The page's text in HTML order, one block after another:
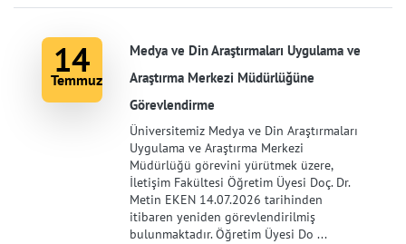
14
Temmuz
Medya ve Din Araştırmaları Uygulama ve
Araştırma Merkezi Müdürlüğüne
Görevlendirme
Üniversitemiz Medya ve Din Araştırmaları
Uygulama ve Araştırma Merkezi
Müdürlüğü görevini yürütmek üzere,
İletişim Fakültesi Öğretim Üyesi Doç. Dr.
Metin EKEN 14.07.2026 tarihinden
itibaren yeniden görevlendirilmiş
bulunmaktadır. Öğretim Üyesi Do ...